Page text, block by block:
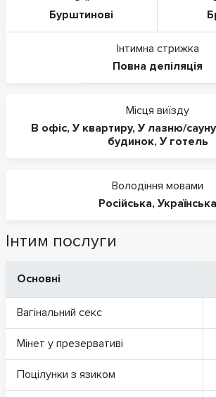
Бурштинові
Інтимна стрижка
Повна депіляція
Місця виїзду
В офіс, У квартиру, У лазню/сауну
будинок, У готель
Володіння мовами
Російська, Українська
Інтим послуги
Основні
Вагінальний секс
Мінет у презервативі
Поцілунки з язиком